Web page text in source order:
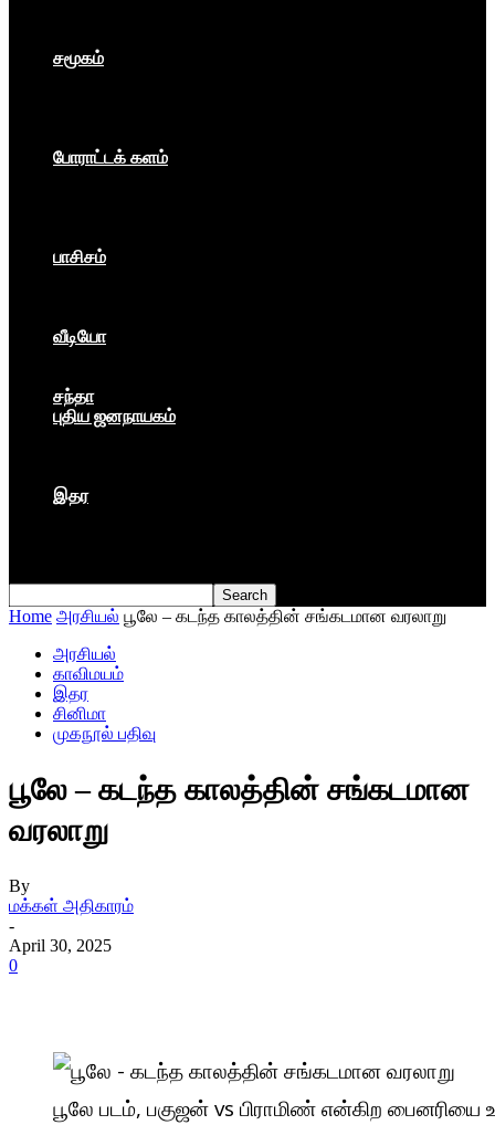
சமூகம்
போராட்டக் களம்
பாசிசம்
வீடியோ
சந்தா
புதிய ஜனநாயகம்
இதர
Home அரசியல் பூலே – கடந்த காலத்தின் சங்கடமான வரலாறு
அரசியல்
காவிமயம்
இதர
சினிமா
முகநூல் பதிவு
பூலே – கடந்த காலத்தின் சங்கடமான
வரலாறு
By
மக்கள் அதிகாரம்
-
April 30, 2025
0
பூலே படம், பகுஜன் vs பிராமிண் என்கிற பைனரியை